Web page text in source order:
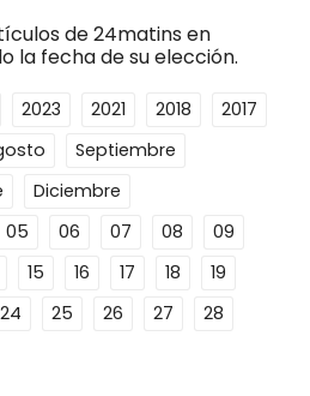
de 24matins en
la fecha de su elección.
2023 2021 2018
2017
Septiembre
Diciembre
05 06 07 08
09
15 16 17 18
19
24 25 26 27
28